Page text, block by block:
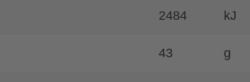
2484 kJ
43 g